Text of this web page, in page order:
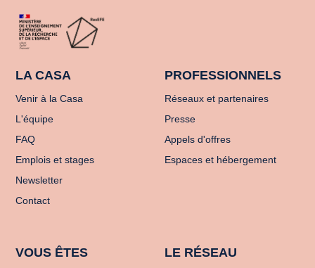
LA CASA
Venir à la Casa
L'équipe
FAQ
Emplois et stages
Newsletter
Contact
PROFESSIONNELS
Réseaux et partenaires
Presse
Appels d'offres
Espaces et hébergement
VOUS ÊTES LE RÉSEAU